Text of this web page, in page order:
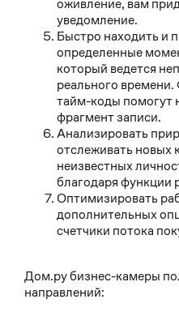
оживление, вам
уведомление.
Быстро находить и
определенные
который ведется
реального
тайм-коды помогут
фрагмент записи.
Анализировать
отслеживать новых
неизвестных
благодаря функции
Оптимизировать
дополнительных
счетчики потока
Дом.ру бизнес-камеры
направлений: